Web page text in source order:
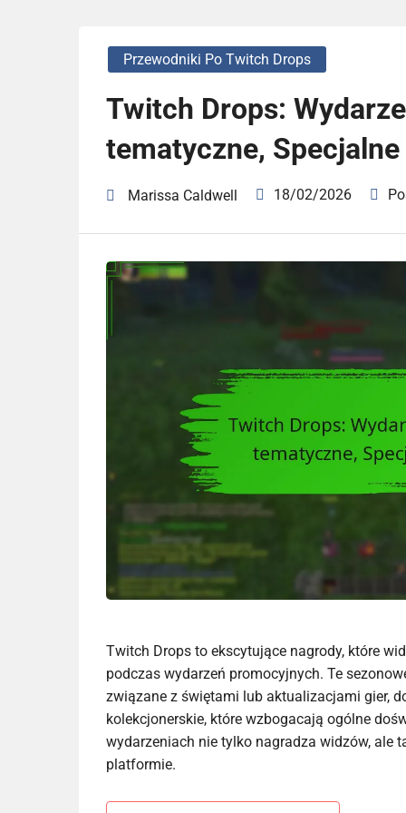
Przewodniki Po Twitch Drops
Twitch Drops:
tematyczne,
Marissa Caldwell 18/02/2026
Twitch Drops to ekscytujące nagrody, które
podczas wydarzeń promocyjnych. Te
związane z świętami lub aktualizacjami gier,
kolekcjonerskie, które wzbogacają ogólne
wydarzeniach nie tylko nagradza widzów, ale
platformie.